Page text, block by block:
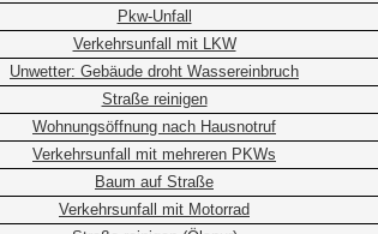
Pkw-Unfall
Verkehrsunfall mit LKW
Unwetter: Gebäude droht Wassereinbruch
Straße reinigen
Wohnungsöffnung nach Hausnotruf
Verkehrsunfall mit mehreren PKWs
Baum auf Straße
Verkehrsunfall mit Motorrad